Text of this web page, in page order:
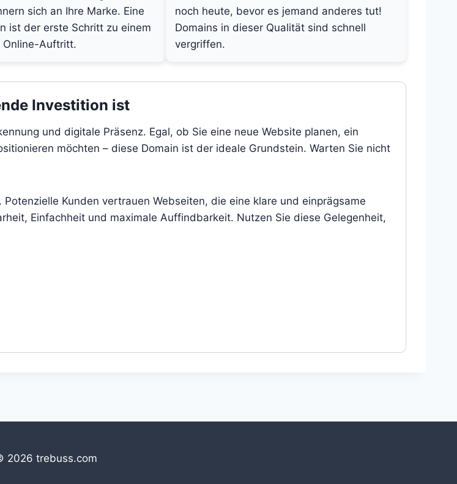
sich an Ihre Marke. Eine
ist der erste Schritt zu einem
Online-Auftritt.
noch heute, bevor es jemand anderes tut!
Domains in dieser Qualität sind schnell
vergriffen.
Investition ist
und digitale Präsenz. Egal, ob Sie eine neue Website planen, ein
möchten – diese Domain ist der ideale Grundstein. Warten Sie nicht
Kunden vertrauen Webseiten, die eine klare und einprägsame
Einfachheit und maximale Auffindbarkeit. Nutzen Sie diese Gelegenheit,
2026 trebuss.com